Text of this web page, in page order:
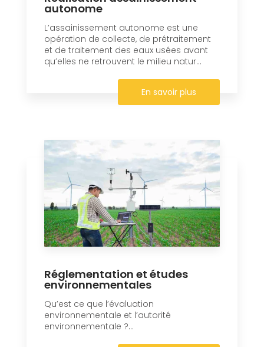
autonome
L’assainissement autonome est une
opération de collecte, de prétraitement
et de traitement des eaux usées avant
qu’elles ne retrouvent le milieu natur...
En savoir plus
Réglementation et études
environnementales
Qu’est ce que l’évaluation
environnementale et l’autorité
environnementale ?...